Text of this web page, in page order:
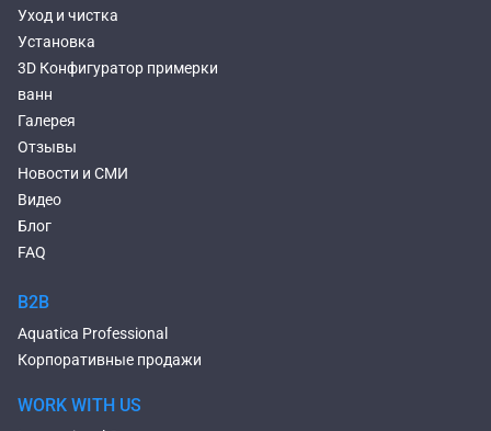
Уход и чистка
Установка
3D Конфигуратор примерки
ванн
Галерея
Отзывы
Новости и СМИ
Видео
Блог
FAQ
B2B
Aquatica Professional
Корпоративные продажи
WORK WITH US